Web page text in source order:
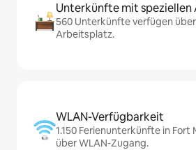
Unterkünfte mit
560 Unterkünfte verfügen
Arbeitsplatz.
WLAN-Verfügbarkeit
1.150 Ferienunterkünfte in Fort
über WLAN-Zugang.